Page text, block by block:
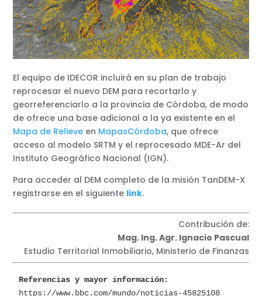
El equipo de IDECOR incluirá en su plan de trabajo
reprocesar el nuevo DEM para recortarlo y
georreferenciarlo a la provincia de Córdoba, de modo
de ofrece una base adicional a la ya existente en el
Mapa de Relieve en MapasCórdoba, que ofrece
acceso al modelo SRTM y el reprocesado MDE-Ar del
Instituto Geográfico Nacional (IGN).
Para acceder al DEM completo de la misión TanDEM-X
registrarse en el siguiente link.
Contribución de:
Mag. Ing. Agr. Ignacio Pascual
Estudio Territorial Inmobiliario, Ministerio de Finanzas
Referencias y mayor información:
https://www.bbc.com/mundo/noticias-45825108